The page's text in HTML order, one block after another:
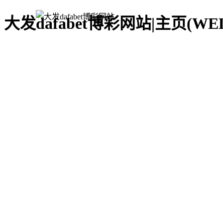
大发dafabet博彩网站|主页